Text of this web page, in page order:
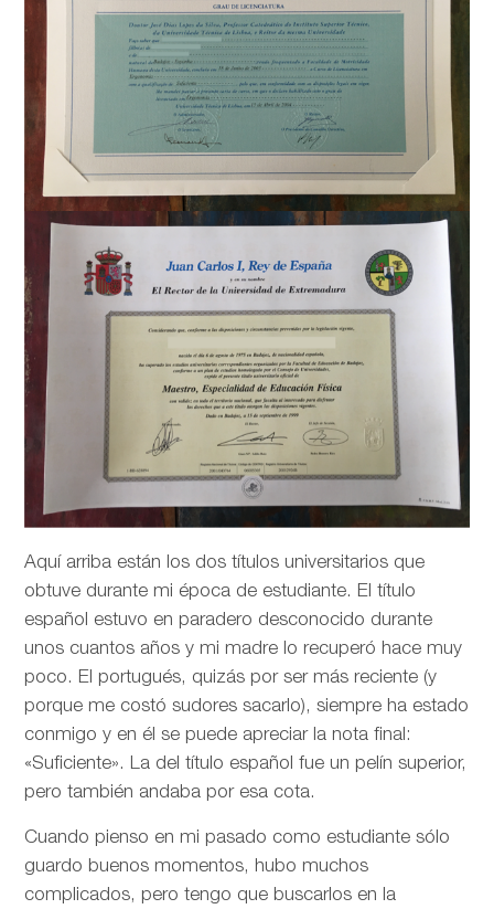
Aquí arriba están los dos títulos universitarios que
obtuve durante mi época de estudiante. El título
español estuvo en paradero desconocido durante
unos cuantos años y mi madre lo recuperó hace muy
poco. El portugués, quizás por ser más reciente (y
porque me costó sudores sacarlo), siempre ha estado
conmigo y en él se puede apreciar la nota final:
«Suficiente». La del título español fue un pelín superior,
pero también andaba por esa cota.
Cuando pienso en mi pasado como estudiante sólo
guardo buenos momentos, hubo muchos
complicados, pero tengo que buscarlos en la